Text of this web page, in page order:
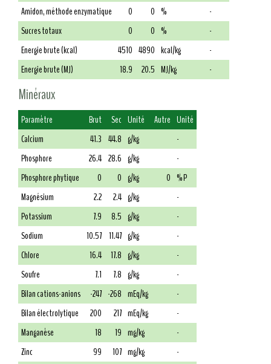
Amidon, méthode enzymatique
0 0 %
-
Sucres totaux
0 0 %
-
Energie brute (kcal)
4510 4890 kcal/kg
-
Energie brute (MJ)
18.9 20.5 MJ/kg -
Minéraux
Paramètre Brut Sec Unité Autre Unité
Calcium
41.3 44.8 g/kg
-
Phosphore
26.4 28.6 g/kg
-
Phosphore phytique
0 0 g/kg 0 % P
Magnésium
2.2 2.4 g/kg
-
Potassium
7.9 8.5 g/kg
-
Sodium
10.57 11.47 g/kg
-
Chlore
16.4 17.8 g/kg
-
Soufre
7.1 7.8 g/kg
-
Bilan cations-anions
-247 -268 mEq/kg
-
Bilan électrolytique
200 217 mEq/kg
-
Manganèse
18 19 mg/kg
-
Zinc
99 107 mg/kg
-